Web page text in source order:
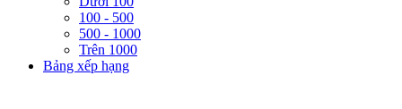
100 - 500
500 - 1000
Trên 1000
Bảng xếp hạng